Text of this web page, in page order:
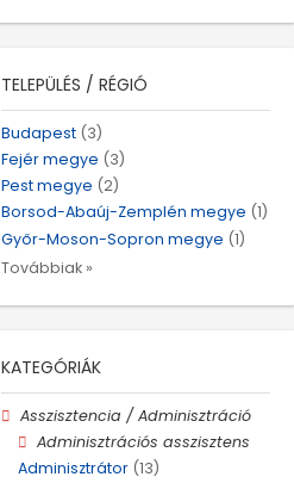
TELEPÜLÉS / RÉGIÓ
Budapest (3)
Fejér megye (3)
Pest megye (2)
Borsod-Abaúj-Zemplén megye (1)
Győr-Moson-Sopron megye (1)
Továbbiak »
KATEGÓRIÁK
Asszisztencia / Adminisztráció
Adminisztrációs asszisztens
Adminisztrátor (13)